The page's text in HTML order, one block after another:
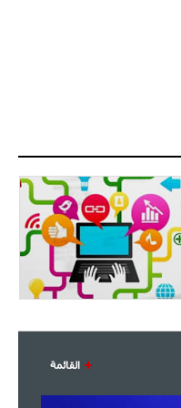
18:30
- 2021/07/25
لوكاتيلي يؤكد نيته في الانتقال إلى
جوفنتوس عبر تويتر!
18:10
- 2021/07/25
أنشيلوتي يصر على جلب كيليني
وقدوم الإيطالي يقترب
القائمة